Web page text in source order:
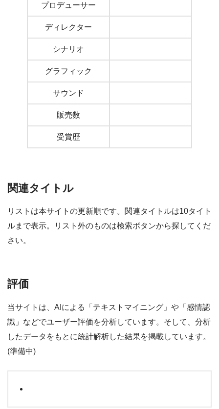
プロデューサー
ディレクター
シナリオ
グラフィック
サウンド
販売数
受賞歴
関連タイトル
リストは本サイトの更新順です。関連タイトルは10タイト
ルまで表示。リスト外のものは検索ボタンから探してくだ
さい。
評価
当サイトは、AIによる「テキストマイニング」や「感情認
識」などでユーザー評価を分析しています。そして、分析
したデータをもとに統計解析した結果を掲載しています。
(準備中)